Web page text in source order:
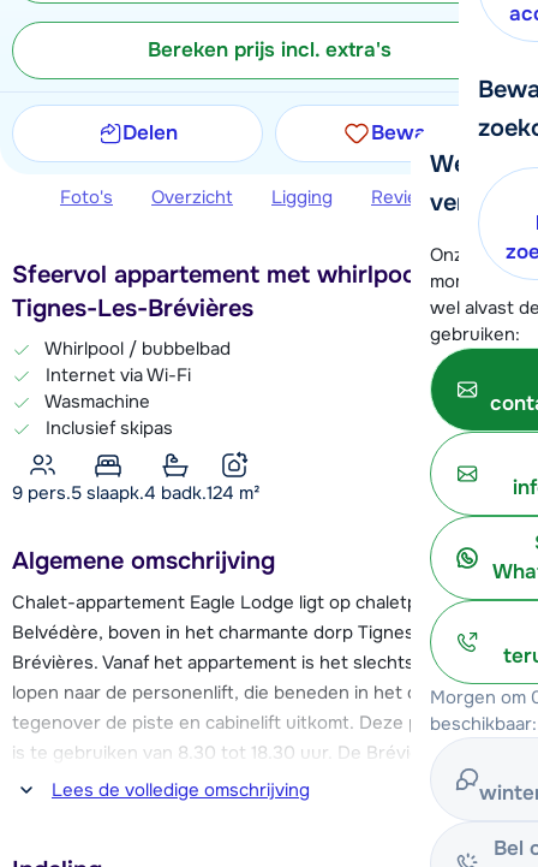
We
verder!
Onze
moment
wel alvast
gebruiken:
Morgen om
beschikbaar:
Bel
Bereken prijs incl. extra's
Delen Bewaren
Foto's Overzicht Ligging Reviews
Sfeervol appartement met whirlpool in
Tignes-Les-Brévières
Whirlpool / bubbelbad
Internet via Wi-Fi
Wasmachine
Inclusief skipas
9 pers.5 slaapk.4 badk.124 m²
Algemene omschrijving
Chalet-appartement Eagle Lodge ligt op chaletpark Le
Belvédère, boven in het charmante dorp Tignes-Les-
Brévières. Vanaf het appartement is het slechts 200 meter
lopen naar de personenlift, die beneden in het dorp
tegenover de piste en cabinelift uitkomt. Deze personenlift
is te gebruiken van 8.30 tot 18.30 uur. De Brévières
cabinelift geeft je toegang tot de 300 km piste van het
Tignes - Val d'Isère skigebied. Bij de cabinelift is het
startpunt van de skilessen van de ESF skischool en ook vind
Lees de volledige omschrijving